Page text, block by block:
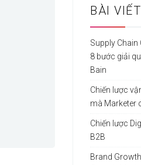
BÀI
Supply Chain
8 bước giải
Bain
Chiến lược
mà Marketer
Chiến lược
B2B
Brand